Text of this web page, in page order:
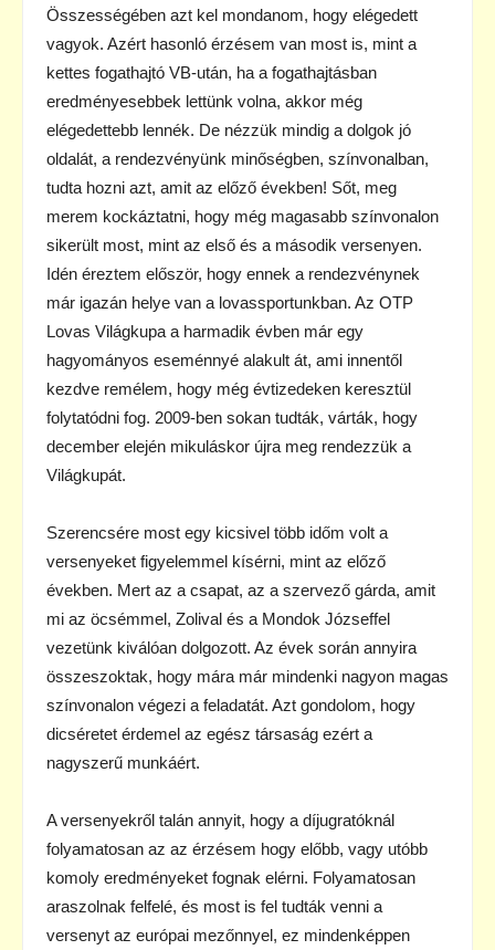
Összességében azt kel mondanom, hogy elégedett
vagyok. Azért hasonló érzésem van most is, mint a
kettes fogathajtó VB-után, ha a fogathajtásban
eredményesebbek lettünk volna, akkor még
elégedettebb lennék. De nézzük mindig a dolgok jó
oldalát, a rendezvényünk minőségben, színvonalban,
tudta hozni azt, amit az előző években! Sőt, meg
merem kockáztatni, hogy még magasabb színvonalon
sikerült most, mint az első és a második versenyen.
Idén éreztem először, hogy ennek a rendezvénynek
már igazán helye van a lovassportunkban. Az OTP
Lovas Világkupa a harmadik évben már egy
hagyományos eseménnyé alakult át, ami innentől
kezdve remélem, hogy még évtizedeken keresztül
folytatódni fog. 2009-ben sokan tudták, várták, hogy
december elején mikuláskor újra meg rendezzük a
Világkupát.
Szerencsére most egy kicsivel több időm volt a
versenyeket figyelemmel kísérni, mint az előző
években. Mert az a csapat, az a szervező gárda, amit
mi az öcsémmel, Zolival és a Mondok Józseffel
vezetünk kiválóan dolgozott. Az évek során annyira
összeszoktak, hogy mára már mindenki nagyon magas
színvonalon végezi a feladatát. Azt gondolom, hogy
dicséretet érdemel az egész társaság ezért a
nagyszerű munkáért.
A versenyekről talán annyit, hogy a díjugratóknál
folyamatosan az az érzésem hogy előbb, vagy utóbb
komoly eredményeket fognak elérni. Folyamatosan
araszolnak felfelé, és most is fel tudták venni a
versenyt az európai mezőnnyel, ez mindenképpen